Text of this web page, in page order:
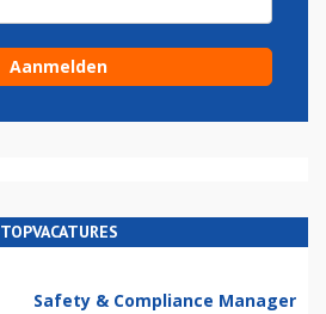
TOPVACATURES
Safety & Compliance Manager